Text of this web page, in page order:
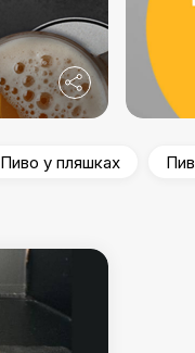
Пиво у пляшках